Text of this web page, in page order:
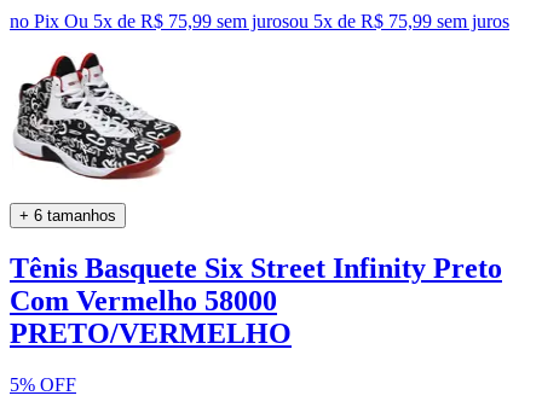
no Pix Ou 5x de R$ 75,99 sem jurosou 5x de R$ 75,99 sem juros
+ 6 tamanhos
Tênis Basquete Six Street Infinity Preto
Com Vermelho 58000
PRETO/VERMELHO
5% OFF